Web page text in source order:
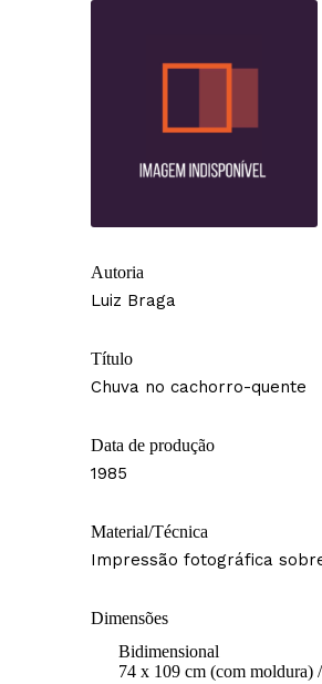
Autoria
Luiz Braga
Título
Chuva no cachorro-quente
Data de produção
1985
Material/Técnica
Impressão fotográfica
Dimensões
Bidimensional
74 x 109 cm (com moldura)